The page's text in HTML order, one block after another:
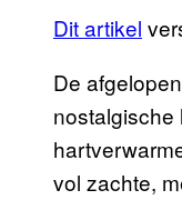
Dit artikel
De
nostalgische
vol zachte,